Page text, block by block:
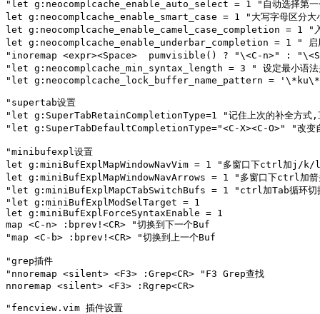
"let g:neocomplcache_enable_auto_select = 1 "自动选择第一
let g:neocomplcache_enable_smart_case = 1 "大写字母区分大
let g:neocomplcache_enable_camel_case_completion = 1 "入大
let g:neocomplcache_enable_underbar_completion = 1 " 启用
"inoremap <expr><Space>  pumvisible() ? "\<C-n>" :
"let g:neocomplcache_min_syntax_length = 3 " 设定最小语法
"let g:neocomplcache_lock_buffer_name_pattern =
"supertab设置
"let g:SuperTabRetainCompletionType=1 "记住上次的补全方式,直
"let g:SuperTabDefaultCompletionType="<C-X><C-O>" "改变自
"minibufexpl设置
let g:miniBufExplMapWindowNavVim = 1 "多窗口下ctrl加j/k/
let g:miniBufExplMapWindowNavArrows = 1 "多窗口下ctrl加箭
"let g:miniBufExplMapCTabSwitchBufs = 1 "ctrl加Tab循环切
"let g:miniBufExplModSelTarget = 1
let g:miniBufExplForceSyntaxEnable = 1
map <C-n> :bprev!<CR> "切换到下一个Buf
"map <C-b> :bprev!<CR> "切换到上一个Buf
"grep插件
"nnoremap <silent> <F3> :Grep<CR> "F3 Grep查找
nnoremap <silent> <F3> :Rgrep<CR>
"fencview.vim 插件设置